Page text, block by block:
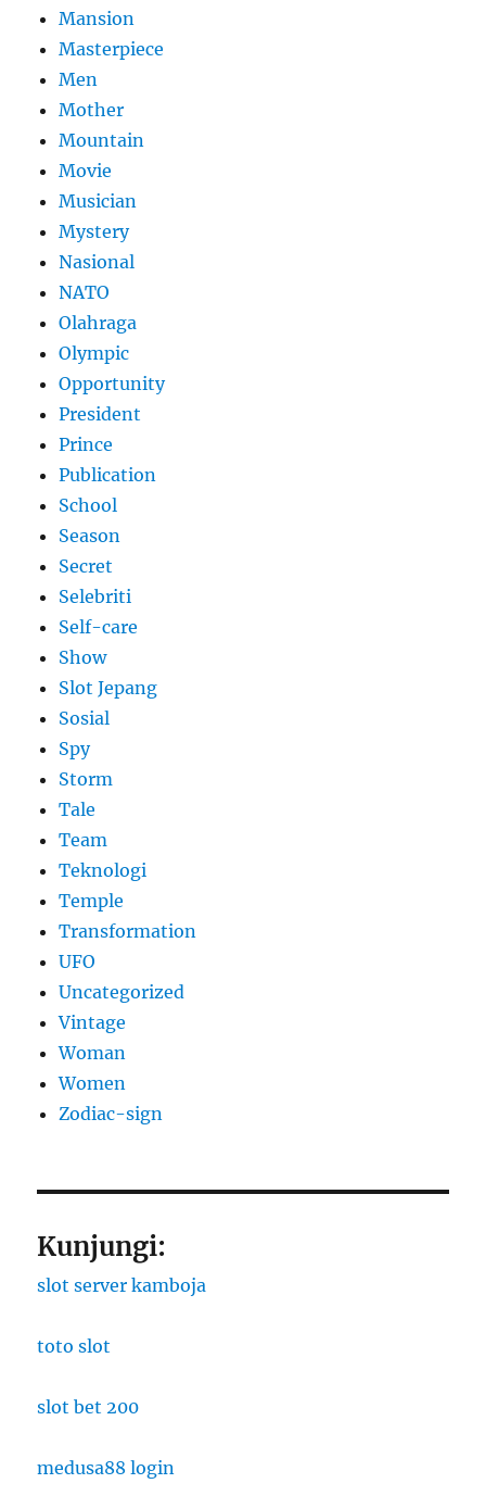
Mansion
Masterpiece
Men
Mother
Mountain
Movie
Musician
Mystery
Nasional
NATO
Olahraga
Olympic
Opportunity
President
Prince
Publication
School
Season
Secret
Selebriti
Self-care
Show
Slot Jepang
Sosial
Spy
Storm
Tale
Team
Teknologi
Temple
Transformation
UFO
Uncategorized
Vintage
Woman
Women
Zodiac-sign
Kunjungi:
slot server kamboja
toto slot
slot bet 200
medusa88 login